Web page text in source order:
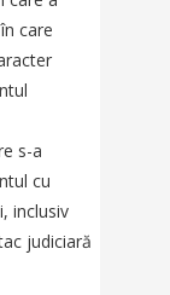
care
s-a
cu
inclusiv
judiciară